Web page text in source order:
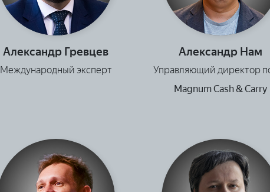
Александр Гревцев
Международный эксперт
Александр Нам
Управляющий директор
Magnum Cash & Carry